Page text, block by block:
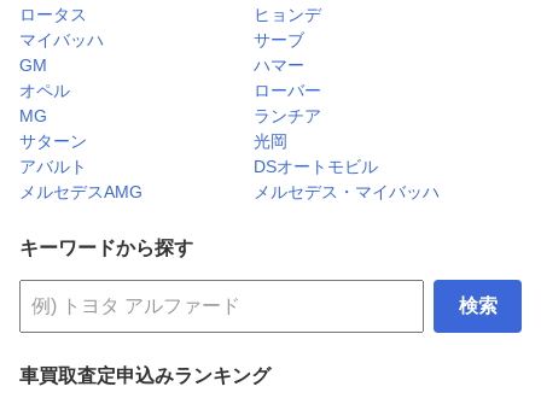
ロータス
ヒョンデ
マイバッハ
サーブ
GM
ハマー
オペル
ローバー
MG
ランチア
サターン
光岡
アバルト
DSオートモビル
メルセデスAMG
メルセデス・マイバッハ
キーワードから探す
検索
車買取査定申込みランキング